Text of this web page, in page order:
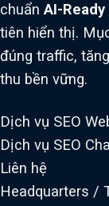
chuẩnAI-Ready
tiên hiển thị.
đúng traffic,
thu bền vững.
Dịch vụ SEO
Dịch vụ SEO
Liên hệ
Headquarters /